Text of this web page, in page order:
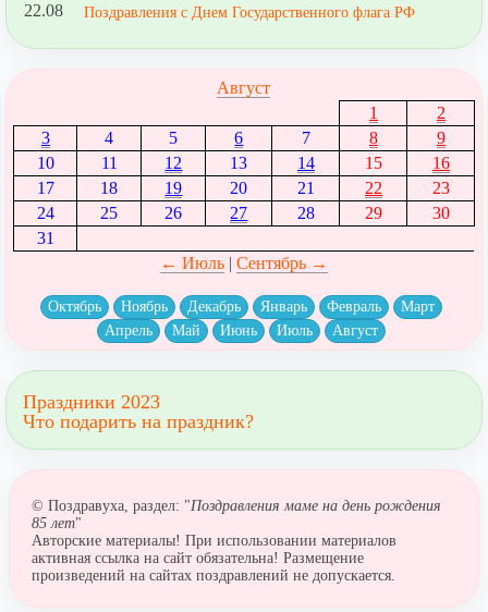
22.08 Поздравления с Днем Государственного флага РФ
Август
1
2
3
4 5 6 7 8
9
10
11 12 13 14 15
16
17
18 19 20 21 22
23
24
25 26 27 28 29
30
31
← Июль| Сентябрь →
Октябрь Ноябрь Декабрь Январь Февраль
Март
Апрель
Май Июнь Июль Август
Праздники 2023
Что подарить на праздник?
© Поздравуха, раздел: "Поздравления маме на день рождения
85 лет"
Авторские материалы! При использовании материалов
активная ссылка на сайт обязательна! Размещение
произведений на сайтах поздравлений не допускается.